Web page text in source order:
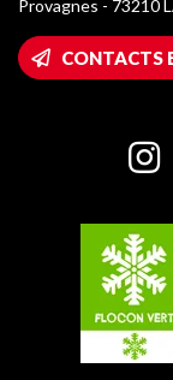
Logos La Plagne
Accès Wifi
Maison des
Charte des Acteurs
Plagne 1800
Plagne Villages
Plagne Aime 2000
Provagnes - 73210
CONTACTS